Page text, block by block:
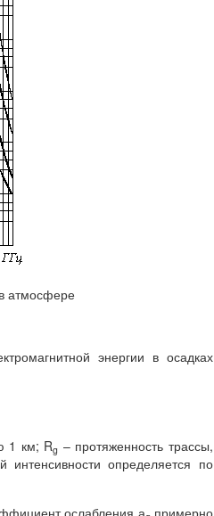
атмосфере
энергии в осадках
1 км; Rg – протяженность трассы,
определяется по